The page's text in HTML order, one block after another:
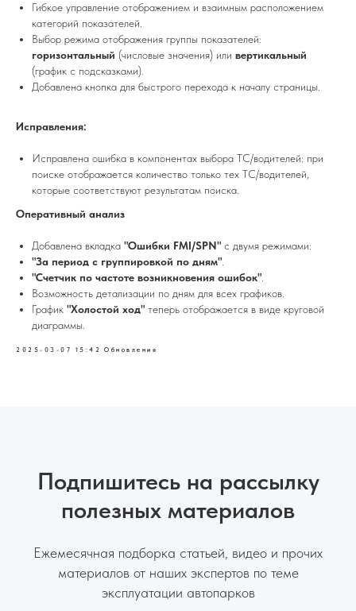
Гибкое управление отображением и взаимным расположением
категорий показателей.
Выбор режима отображения группы показателей:
горизонтальный (числовые значения) или вертикальный
(график с подсказками).
Добавлена кнопка для быстрого перехода к началу страницы.
Исправления:
Исправлена ошибка в компонентах выбора ТС/водителей: при
поиске отображается количество только тех ТС/водителей,
которые соответствуют результатам поиска.
Оперативный анализ
Добавлена вкладка "Ошибки FMI/SPN" с двумя режимами:
"За период с группировкой по дням"
"Счетчик по частоте возникновения ошибок"
Возможность детализации по дням для всех графиков.
График "Холостой ход" теперь отображается в виде круговой
диаграммы.
2025-03-07 15:42 Обновления
Подпишитесь на рассылку
полезных материалов
Ежемесячная подборка статьей, видео и прочих
материалов от наших экспертов по теме
эксплуатации автопарков